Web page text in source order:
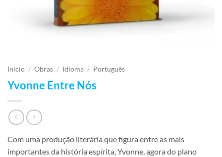
Início / Obras / Idioma / Português
Yvonne Entre Nós
Com uma produção literária que figura entre as mais
importantes da história espírita, Yvonne, agora do plano